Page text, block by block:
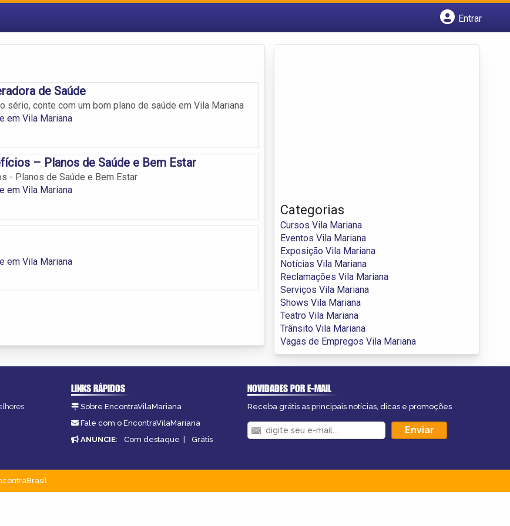
Entrar
de Saúde
sério, conte com um bom plano de saúde em Vila Mariana
em Vila Mariana
– Planos de Saúde e Bem Estar
- Planos de Saúde e Bem Estar
em Vila Mariana
em Vila Mariana
Categorias
Cursos Vila Mariana
Eventos Vila Mariana
Exposição Vila Mariana
Notícias Vila Mariana
Reclamações Vila Mariana
Serviços Vila Mariana
Shows Vila Mariana
Teatro Vila Mariana
Trânsito Vila Mariana
Vagas de Empregos Vila Mariana
LINKS RÁPIDOS
Sobre EncontraVilaMariana
Fale com o EncontraVilaMariana
ANUNCIE: Com destaque | Grátis
NOVIDADES POR E-MAIL
Receba grátis as principais notícias, dicas e promoções